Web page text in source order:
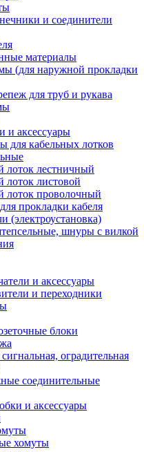
и соединители
материалы
(для наружной прокладки
для труб и рукава
и аксессуары
для кабельных лотков
лоток лестничный
лоток листовой
лоток проволочный
прокладки кабеля
(электроустановка)
шнуры с вилкой
и аксессуары
и переходники
блоки
оградительная
соединительные
и аксессуары
хомуты